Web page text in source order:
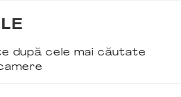
după cele mai căutate